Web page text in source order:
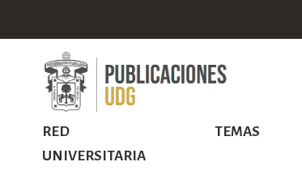
RED
UNIVERSITARIA
TEMAS